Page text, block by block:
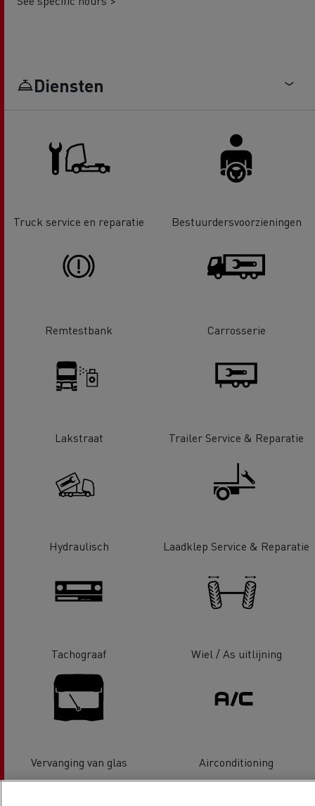
Diensten
Truck service en reparatie Bestuurdersvoorzieningen
Remtestbank Carrosserie
Lakstraat Trailer Service & Reparatie
Hydraulisch Laadklep Service & Reparatie
Tachograaf Wiel / As uitlijning
Vervanging van glas Airconditioning